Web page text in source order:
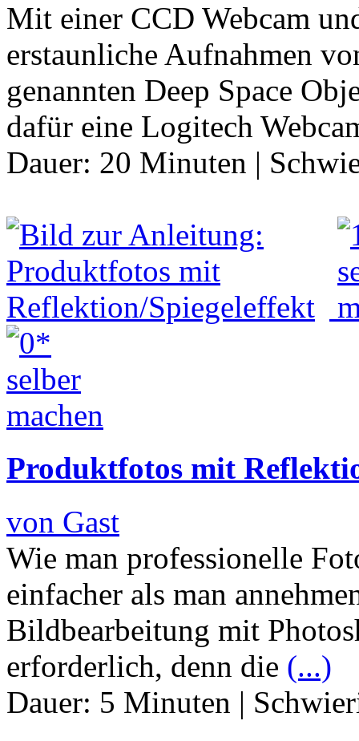
Mit einer CCD Webcam
erstaunliche Aufnahmen
genannten Deep Space
dafür eine Logitech
Dauer: 20 Minuten |
Produktfotos mit
von Gast
Wie man professionelle
einfacher als man
Bildbearbeitung mit
erforderlich, denn die (...)
Dauer: 5 Minuten |